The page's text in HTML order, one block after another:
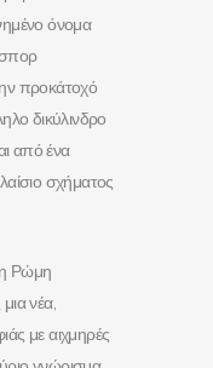
όνομα
σπορ
προκάτοχό
δικύλινδρο
από ένα
σχήματος
Ρώμη
νέα,
με αιχμηρές